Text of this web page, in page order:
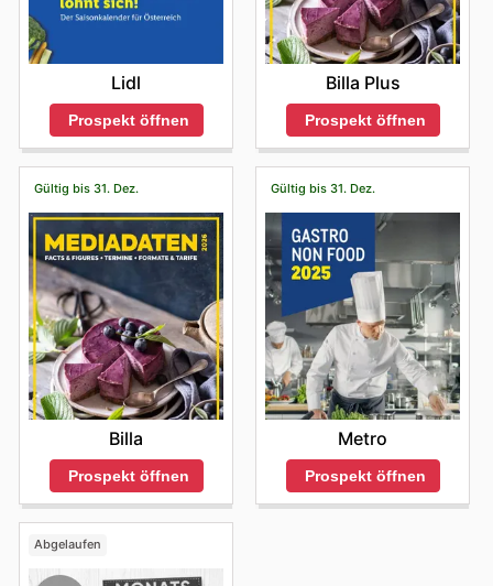
Lidl
Prospekt öffnen
Billa Plus
Prospekt öffnen
Gültig bis 31. Dez.
Billa
Prospekt öffnen
Gültig bis 31. Dez.
Metro
Prospekt öffnen
Abgelaufen